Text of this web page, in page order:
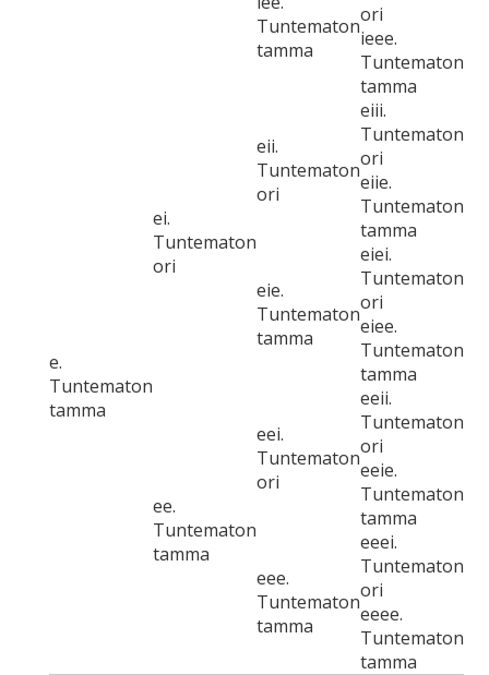
Tuntematon
tamma
ori
ieee.
Tuntematon
tamma
e.
Tuntematon
tamma
ei.
Tuntematon
ori
eii.
Tuntematon
ori
eiii.
Tuntematon
ori
eiie.
Tuntematon
tamma
eie.
Tuntematon
tamma
eiei.
Tuntematon
ori
eiee.
Tuntematon
tamma
ee.
Tuntematon
tamma
eei.
Tuntematon
ori
eeii.
Tuntematon
ori
eeie.
Tuntematon
tamma
eee.
Tuntematon
tamma
eeei.
Tuntematon
ori
eeee.
Tuntematon
tamma